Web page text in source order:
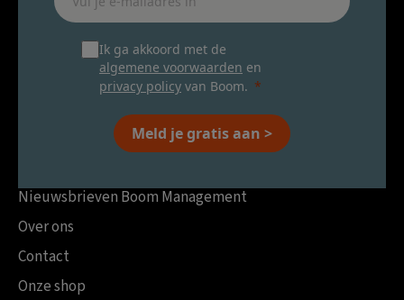
Ik ga akkoord met de
algemene voorwaarden en
privacy policy van Boom.
Meld je gratis aan >
Nieuwsbrieven Boom Management
Over ons
Contact
Onze shop